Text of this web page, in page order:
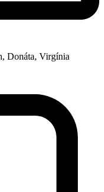
Donáta, Virgínia